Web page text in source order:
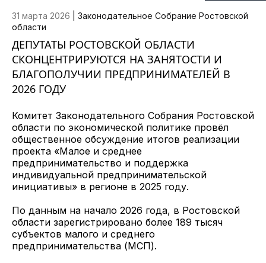
31 марта 2026
Законодательное Собрание Ростовской
области
ДЕПУТАТЫ РОСТОВСКОЙ ОБЛАСТИ
СКОНЦЕНТРИРУЮТСЯ НА ЗАНЯТОСТИ И
БЛАГОПОЛУЧИИ ПРЕДПРИНИМАТЕЛЕЙ В
2026 ГОДУ
Комитет Законодательного Собрания Ростовской
области по экономической политике провёл
общественное обсуждение итогов реализации
проекта «Малое и среднее
предпринимательство и поддержка
индивидуальной предпринимательской
инициативы» в регионе в 2025 году.
По данным на начало 2026 года, в Ростовской
области зарегистрировано более 189 тысяч
субъектов малого и среднего
предпринимательства (МСП).